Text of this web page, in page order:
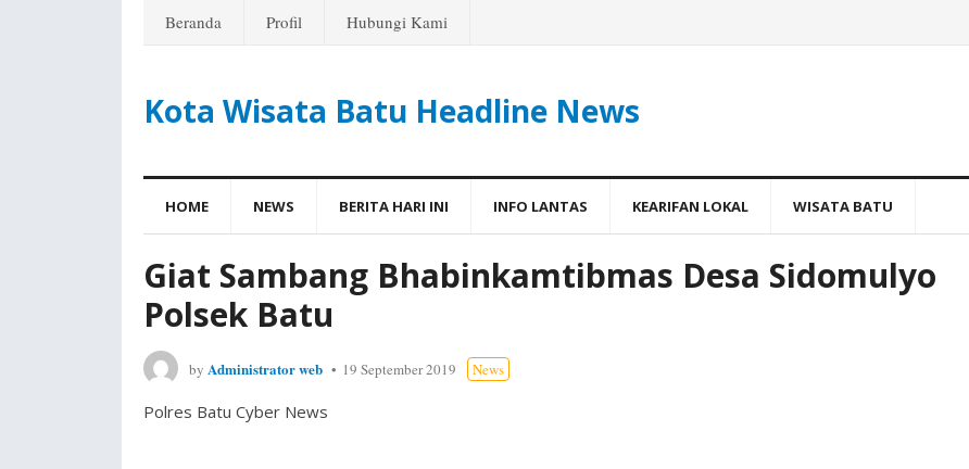
Beranda Profil Hubungi Kami
Kota Wisata Batu Headline News
HOME NEWS BERITA HARI INI INFO LANTAS KEARIFAN LOKAL WISATA BATU
Giat Sambang Bhabinkamtibmas Desa Sidomulyo
Polsek Batu
by Administrator web 19 September 2019 News
Polres Batu Cyber News